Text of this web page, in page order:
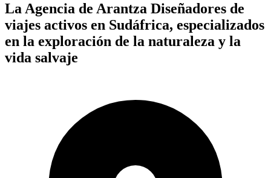
La Agencia de Arantza Diseñadores de
viajes activos en Sudáfrica, especializados
en la exploración de la naturaleza y la
vida salvaje